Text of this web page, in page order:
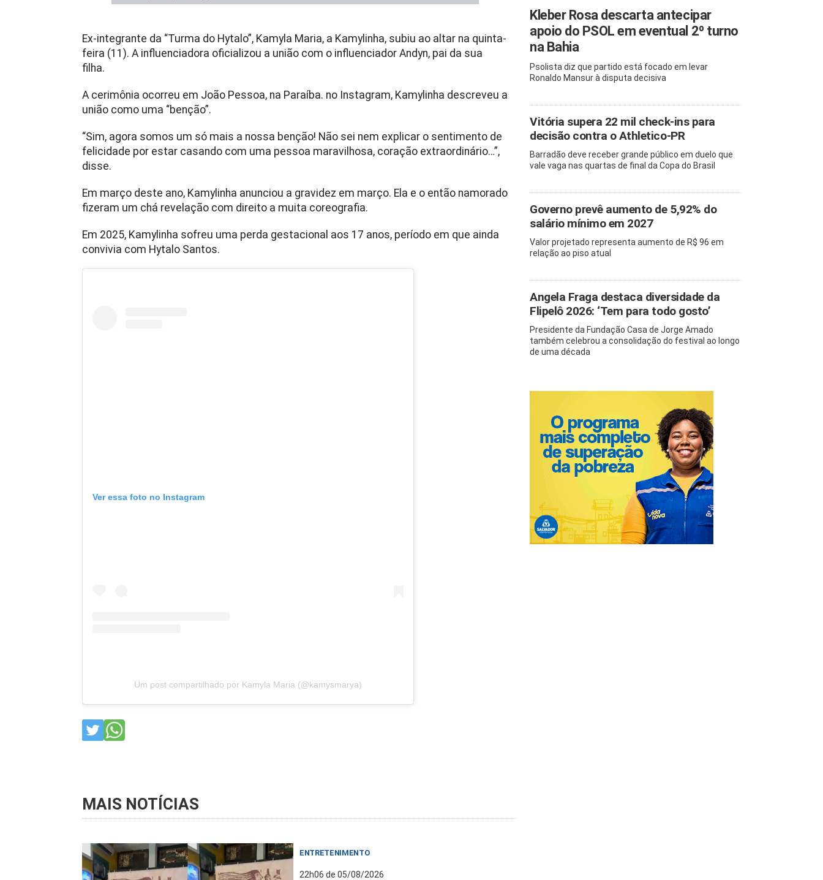
Ex-integrante da “Turma do Hytalo”, Kamyla Maria, a Kamylinha, subiu ao altar na quinta-
feira (11). A influenciadora oficializou a união com o influenciador Andyn, pai da sua
filha.
A cerimônia ocorreu em João Pessoa, na Paraíba. no Instagram, Kamylinha descreveu a
união como uma “benção”.
“Sim, agora somos um só mais a nossa benção! Não sei nem explicar o sentimento de
felicidade por estar casando com uma pessoa maravilhosa, coração extraordinário…”,
disse.
Em março deste ano, Kamylinha anunciou a gravidez em março. Ela e o então namorado
fizeram um chá revelação com direito a muita coreografia.
Em 2025, Kamylinha sofreu uma perda gestacional aos 17 anos, período em que ainda
convivia com Hytalo Santos.
Ver essa foto no Instagram
Um post compartilhado por Kamyla Maria (@kamysmarya)
MAIS NOTÍCIAS
ENTRETENIMENTO
22h06 de 05/08/2026
Kleber Rosa descarta antecipar
apoio do PSOL em eventual 2º turno
na Bahia
Psolista diz que partido está focado em levar
Ronaldo Mansur à disputa decisiva
Vitória supera 22 mil check-ins para
decisão contra o Athletico-PR
Barradão deve receber grande público em duelo que
vale vaga nas quartas de final da Copa do Brasil
Governo prevê aumento de 5,92% do
salário mínimo em 2027
Valor projetado representa aumento de R$ 96 em
relação ao piso atual
Angela Fraga destaca diversidade da
Flipelô 2026: ‘Tem para todo gosto’
Presidente da Fundação Casa de Jorge Amado
também celebrou a consolidação do festival ao longo
de uma década